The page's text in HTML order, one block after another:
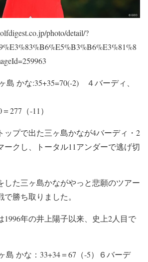
photo/detail/?
島 かな:35+35=70(-2) ４バーディ、
277（-11）
ップで出た三ヶ島かなが4バーディ・2
ークし、トータル11アンダーで逃げ切
した三ヶ島かながやっと悲願のツアー
勝ち取りました。
1996年の井上陽子以来、史上2人目で
島 かな：33+34＝67（-5）６バーデ